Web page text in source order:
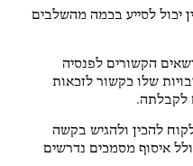
יכול לסייע בכמה מהשלבים
הקשורים לפנסיה
שלו כקשור לזכאות
לקבלתה.
להכין ולהגיש בקשה
איסוף מסמכים נדרשים